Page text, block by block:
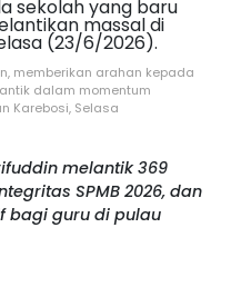
memberikan arahan kepada
dalam momentum
Karebosi, Selasa
melantik 369
SPMB 2026, dan
bagi guru di pulau